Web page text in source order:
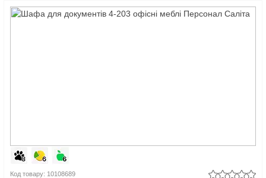
Код товару: 10108689